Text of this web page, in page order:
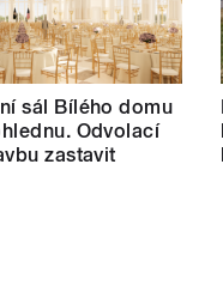
sál Bílého domu
Odvolací
zastavit